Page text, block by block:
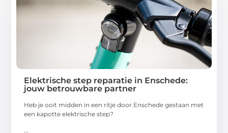
Elektrische step reparatie in Enschede:
jouw betrouwbare partner
Heb je ooit midden in een ritje door Enschede gestaan met
een kapotte elektrische step?
...